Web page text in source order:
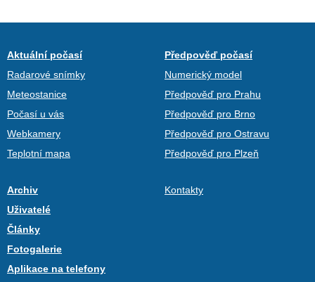
Aktuální počasí
Radarové snímky
Meteostanice
Počasí u vás
Webkamery
Teplotní mapa
Předpověď počasí
Numerický model
Předpověď pro Prahu
Předpověď pro Brno
Předpověď pro Ostravu
Předpověď pro Plzeň
Archiv
Uživatelé
Články
Fotogalerie
Aplikace na telefony
Kontakty